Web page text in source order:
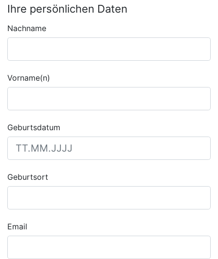
Ihre persönlichen Daten
Nachname
Vorname(n)
Geburtsdatum
Geburtsort
Email